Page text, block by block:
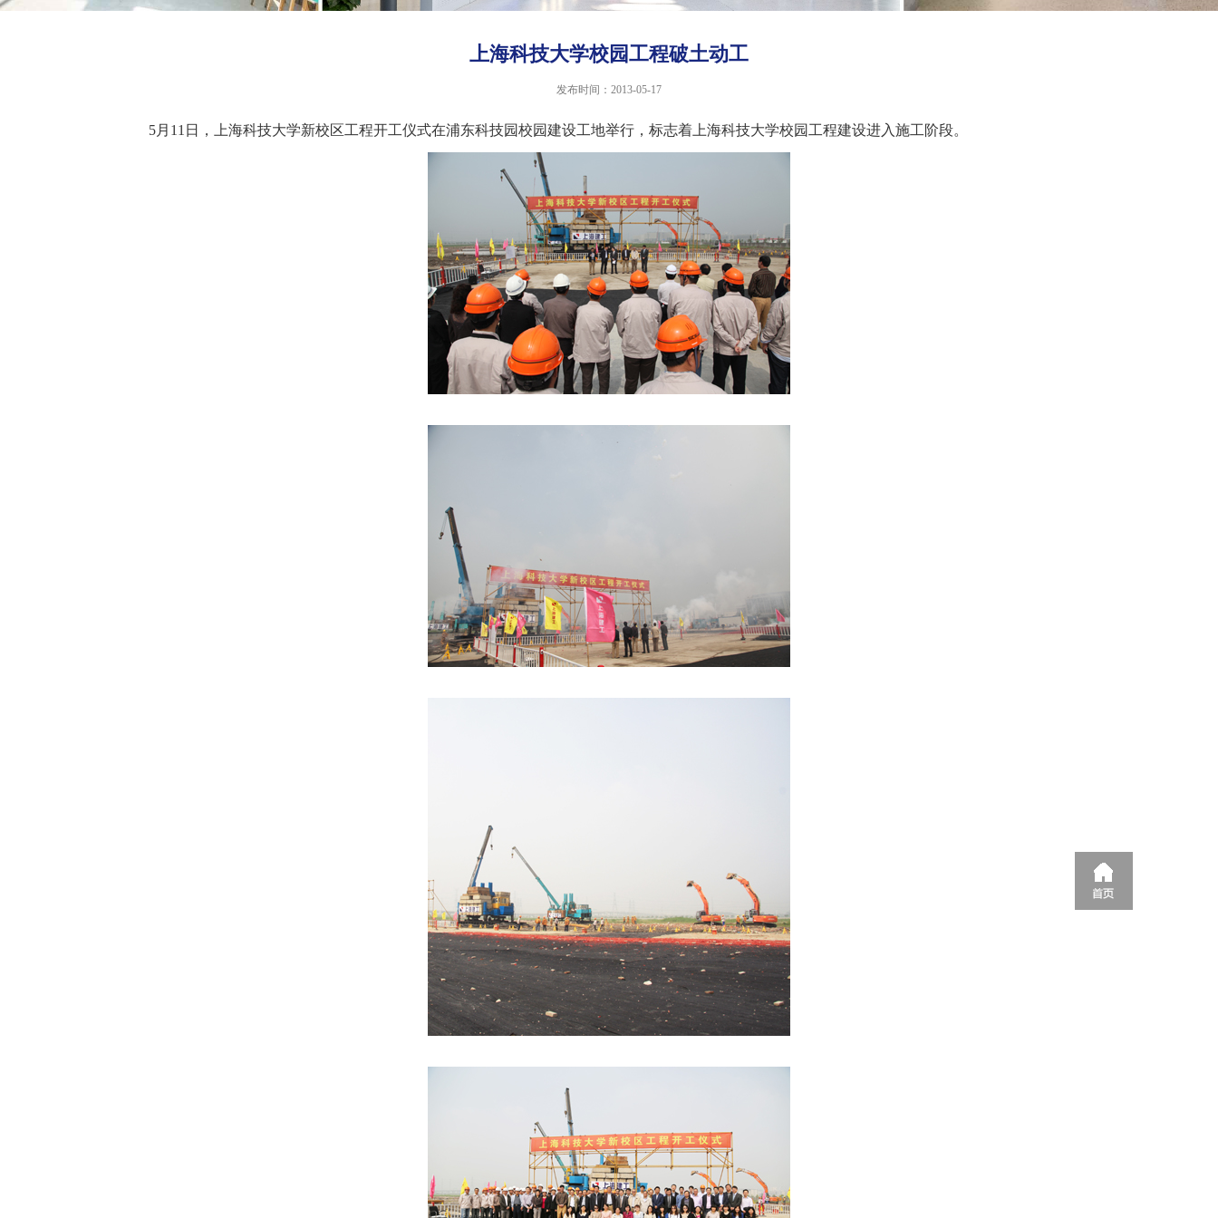
上海科技大学校园工程破土动工
发布时间：2013-05-17
5月11日，上海科技大学新校区工程开工仪式在浦东科技园校园建设工地举行，标志着上海科技大学校园工程建设进入施工阶段。